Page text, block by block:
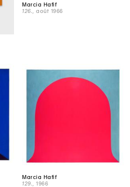
Marcia Hafif
126.
, août 1966
Marcia Hafif
129.
, 1966